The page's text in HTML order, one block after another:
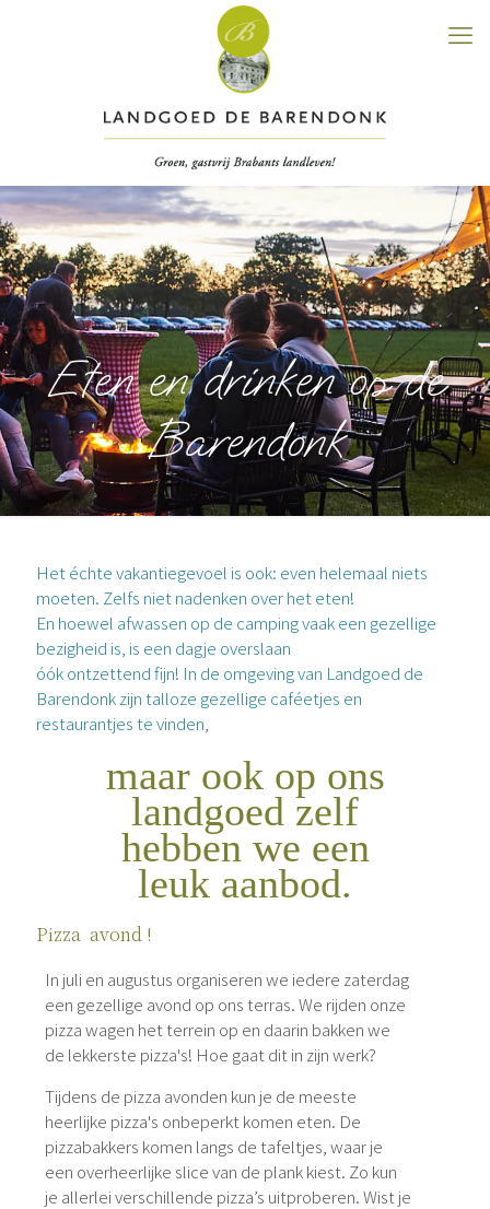
Eten en drinken op de
Barendonk
Het échte vakantiegevoel is ook: even helemaal niets
moeten. Zelfs niet nadenken over het eten!
En hoewel afwassen op de camping vaak een gezellige
bezigheid is, is een dagje overslaan
óók ontzettend fijn! In de omgeving van Landgoed de
Barendonk zijn talloze gezellige caféetjes en
restaurantjes te vinden,
maar ook op ons
landgoed zelf
hebben we een
leuk aanbod.
Pizza avond !
In juli en augustus organiseren we iedere zaterdag
een gezellige avond op ons terras. We rijden onze
pizza wagen het terrein op en daarin bakken we
de lekkerste pizza's! Hoe gaat dit in zijn werk?
Tijdens de pizza avonden kun je de meeste
heerlijke pizza's onbeperkt komen eten. De
pizzabakkers komen langs de tafeltjes, waar je
een overheerlijke slice van de plank kiest. Zo kun
je allerlei verschillende pizza’s uitproberen. Wist je